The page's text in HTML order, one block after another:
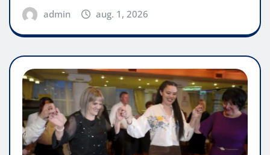
admin aug. 1, 2026